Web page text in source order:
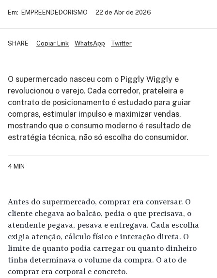
Em: EMPREENDEDORISMO 22 de Abr de 2026
Copiar Link WhatsApp Twitter
SHARE
O supermercado nasceu com o Piggly Wiggly e
revolucionou o varejo. Cada corredor, prateleira e
contrato de posicionamento é estudado para guiar
compras, estimular impulso e maximizar vendas,
mostrando que o consumo moderno é resultado de
estratégia técnica, não só escolha do consumidor.
4 MIN
Antes do supermercado, comprar era conversar. O
cliente chegava ao balcão, pedia o que precisava, o
atendente pegava, pesava e entregava. Cada escolha
exigia atenção, cálculo físico e interação direta. O
limite de quanto podia carregar ou quanto dinheiro
tinha determinava o volume da compra. O ato de
comprar era corporal e concreto.